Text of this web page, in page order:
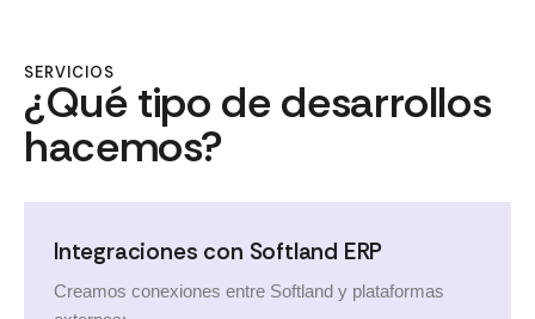
SERVICIOS
¿Qué tipo de desarrollos
hacemos?
Integraciones con Softland ERP
Creamos conexiones entre Softland y plataformas